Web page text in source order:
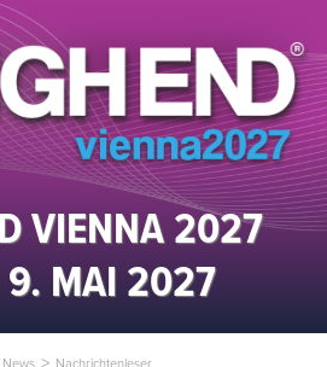
VIENNA 2027
9. MAI 2027
News Nachrichtenleser